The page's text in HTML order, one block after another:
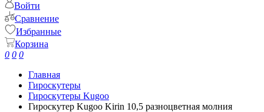
Войти
Сравнение
Избранные
Корзина
0 0 0
Главная
Гироскутеры
Гироскутеры Kugoo
Гироскутер Kugoo Kirin 10,5 разноцветная молния